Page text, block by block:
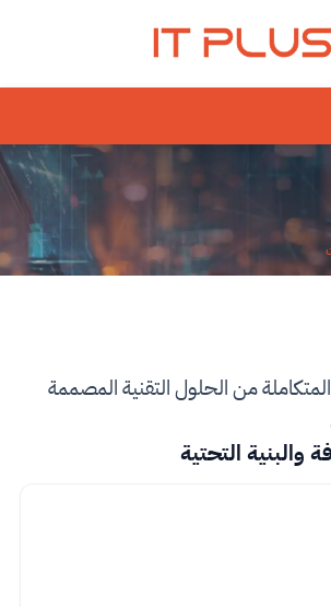
IT PLUS
من الحلول التقنية المصممة
التحتية